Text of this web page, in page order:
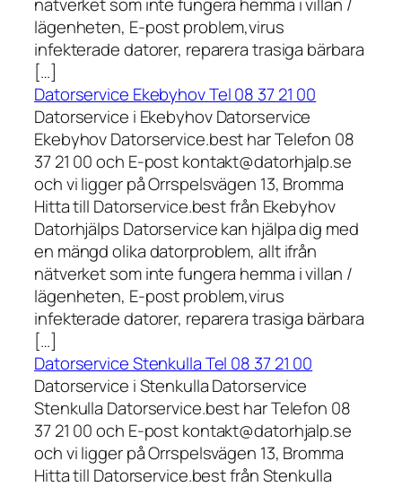
lägenheten, E-post problem,virus
infekterade datorer, reparera trasiga bärbara
[…]
Datorservice Ekebyhov Tel 08 37 21 00
Datorservice i Ekebyhov Datorservice
Ekebyhov Datorservice.best har Telefon 08
37 21 00 och E-post kontakt@datorhjalp.se
och vi ligger på Orrspelsvägen 13, Bromma
Hitta till Datorservice.best från Ekebyhov
Datorhjälps Datorservice kan hjälpa dig med
en mängd olika datorproblem, allt ifrån
nätverket som inte fungera hemma i villan /
lägenheten, E-post problem,virus
infekterade datorer, reparera trasiga bärbara
[…]
Datorservice Stenkulla Tel 08 37 21 00
Datorservice i Stenkulla Datorservice
Stenkulla Datorservice.best har Telefon 08
37 21 00 och E-post kontakt@datorhjalp.se
och vi ligger på Orrspelsvägen 13, Bromma
Hitta till Datorservice.best från Stenkulla